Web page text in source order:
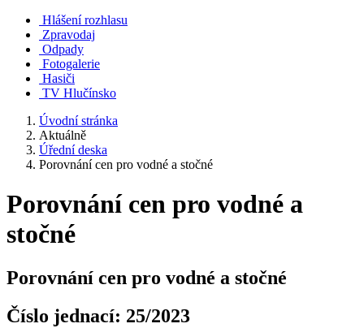
Hlášení rozhlasu
Zpravodaj
Odpady
Fotogalerie
Hasiči
TV Hlučínsko
Úvodní stránka
Aktuálně
Úřední deska
Porovnání cen pro vodné a stočné
Porovnání cen pro vodné a
stočné
Porovnání cen pro vodné a stočné
Číslo jednací: 25/2023